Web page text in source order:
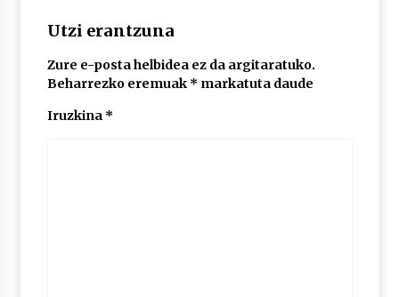
Utzi erantzuna
Zure e-posta helbidea ez da argitaratuko.
Beharrezko eremuak * markatuta daude
Iruzkina *